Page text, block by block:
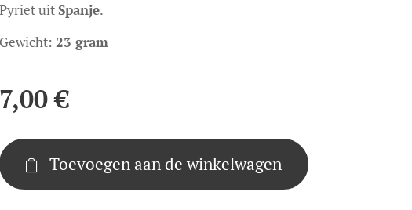
Pyriet uitSpanje.
Gewicht:23 gram
7,00€
Toevoegen aan de winkelwagen